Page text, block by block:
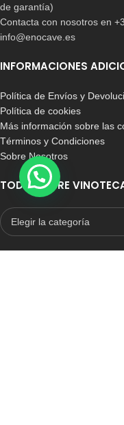
de garantía)
Contacta con nosotros en
info@enocave.es
INFORMACIONES
Política de Envíos y
Política de cookies
Más información sobre las
Términos y Condiciones
Sobre Nosotros
TODO SOBRE